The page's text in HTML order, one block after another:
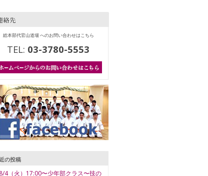
総本部代官山道場 へのお問い合わせはこちら
TEL: 03-3780-5553
の投稿
8/4（火）17:00〜少年部クラス〜技の